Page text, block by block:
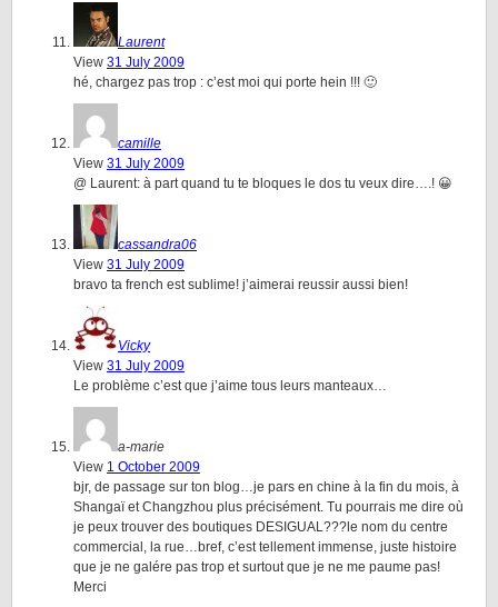
Laurent
View 31 July 2009
hé, chargez pas trop : c’est moi qui porte hein !!! 🙂
camille
View 31 July 2009
@ Laurent: à part quand tu te bloques le dos tu veux dire….! 😀
cassandra06
View 31 July 2009
bravo ta french est sublime! j’aimerai reussir aussi bien!
Vicky
View 31 July 2009
Le problème c’est que j’aime tous leurs manteaux…
a-marie
View 1 October 2009
bjr, de passage sur ton blog…je pars en chine à la fin du mois, à
Shangaï et Changzhou plus précisément. Tu pourrais me dire où
je peux trouver des boutiques DESIGUAL???le nom du centre
commercial, la rue…bref, c’est tellement immense, juste histoire
que je ne galére pas trop et surtout que je ne me paume pas!
Merci